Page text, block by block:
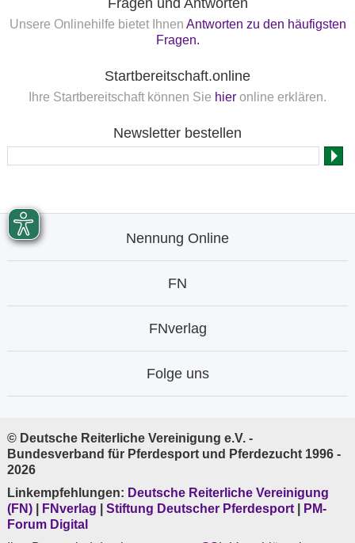
Fragen und Antworten
Unsere Onlinehilfe bietet Ihnen Antworten zu den häufigsten
Fragen.
Startbereitschaft.online
Ihre Startbereitschaft können Sie hier online erklären.
Newsletter bestellen
Nennung Online
FN
FNverlag
Folge uns
© Deutsche Reiterliche Vereinigung e.V. -
Bundesverband für Pferdesport und Pferdezucht 1996 -
2026
Linkempfehlungen: Deutsche Reiterliche Vereinigung
(FN)
FNverlag Stiftung Deutscher Pferdesport
PM-
Forum Digital